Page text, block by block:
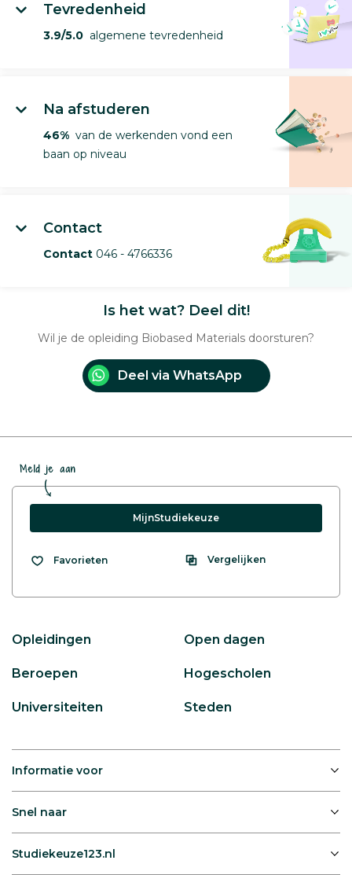
Tevredenheid
3.9/5.0 algemene tevredenheid
Na afstuderen
46% van de werkenden vond een
baan op niveau
Contact
Contact 046 - 4766336
Is het wat? Deel dit!
Wil je de opleiding Biobased Materials doorsturen?
Deel via WhatsApp
Meld je aan
MijnStudiekeuze
Favorieten Vergelijken
Opleidingen Open dagen
Beroepen Hogescholen
Universiteiten Steden
Informatie voor
Snel naar
Studiekeuze123.nl